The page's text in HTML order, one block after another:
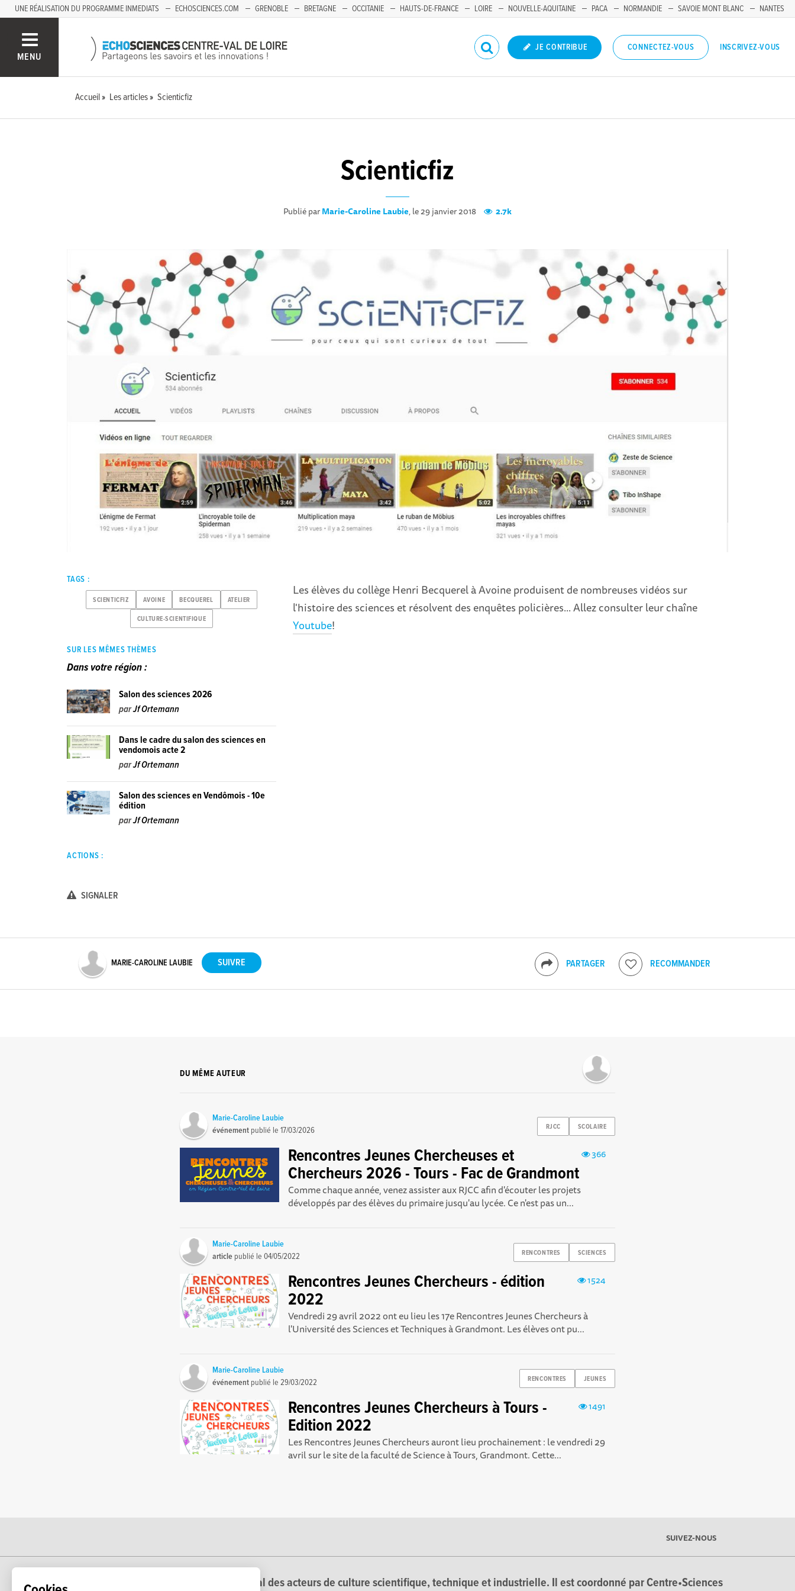
UNE RÉALISATION DU PROGRAMME INMEDIATS ECHOSCIENCES.COM GRENOBLE BRETAGNE OCCITANIE HAUTS-DE-FRANCE LOIRE NOUVELLE-AQUITAINE PACA NORMANDIE SAVOIE MONT BLANC
NANTES
MENU
JE CONTRIBUE CONNECTEZ-VOUS INSCRIVEZ-VOUS
Accueil Les articles Scienticfiz
Scienticfiz
Publié parMarie-Caroline Laubie, le 29 janvier 2018 2.7k
Les élèves du collège Henri Becquerel à Avoine produisent de nombreuses vidéos sur
l'histoire des sciences et résolvent des enquêtes policières... Allez consulter leur chaîne
Youtube!
TAGS :
SCIENTICFIZ AVOINE BECQUEREL ATELIER
CULTURE-SCIENTIFIQUE
SUR LES MÊMES THÈMES
Dans votre région :
Salon des sciences 2026
parJf Ortemann
Dans le cadre du salon des sciences en
vendomois acte 2
parJf Ortemann
Salon des sciences en Vendômois - 10e
édition
parJf Ortemann
ACTIONS :
SIGNALER
PARTAGER RECOMMANDER
MARIE-CAROLINE LAUBIE
DU MÊME AUTEUR
RJCC SCOLAIRE
Marie-Caroline Laubie
événement publié le17/03/2026
366
Rencontres Jeunes Chercheuses et
Chercheurs 2026 - Tours - Fac de Grandmont
Comme chaque année, venez assister aux RJCC afin d'écouter les projets
développés par des élèves du primaire jusqu'au lycée. Ce n'est pas un...
RENCONTRES SCIENCES
Marie-Caroline Laubie
article publié le04/05/2022
1524
Rencontres Jeunes Chercheurs - édition
2022
Vendredi 29 avril 2022 ont eu lieu les 17e Rencontres Jeunes Chercheurs à
l'Université des Sciences et Techniques à Grandmont. Les élèves ont pu...
RENCONTRES JEUNES
Marie-Caroline Laubie
événement publié le29/03/2022
1491
Rencontres Jeunes Chercheurs à Tours -
Edition 2022
Les Rencontres Jeunes Chercheurs auront lieu prochainement : le vendredi 29
avril sur le site de la faculté de Science à Tours, Grandmont. Cette...
SUIVEZ-NOUS
Echosciences constitue le portail régional des acteurs de culture scientifique, technique et industrielle. Il est coordonné par Centre•Sciences